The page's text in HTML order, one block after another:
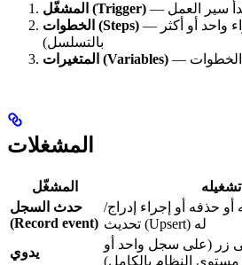
المشغّل (Trigger)
سير العمل
الخطوات (Steps) — ما يحدث لاحقًا (إجراء واحد أو أكثر
بالتسلسل)
المتغيرات (Variables)
الخطوات
المشغلات
المشغّل
حدث السجل
(Record event)
حذفه أو إجراء إدراج/
تحديث (Upsert) له
يدوي
زر (على سجل واحد أو
النظام بالكامل)